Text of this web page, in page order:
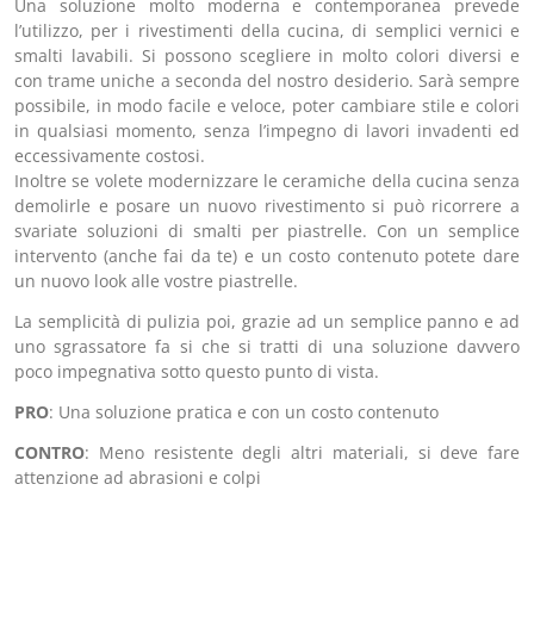
Una soluzione molto moderna e contemporanea prevede
l’utilizzo, per i rivestimenti della cucina, di semplici vernici e
smalti lavabili. Si possono scegliere in molto colori diversi e
con trame uniche a seconda del nostro desiderio. Sarà sempre
possibile, in modo facile e veloce, poter cambiare stile e colori
in qualsiasi momento, senza l’impegno di lavori invadenti ed
eccessivamente costosi.
Inoltre se volete modernizzare le ceramiche della cucina senza
demolirle e posare un nuovo rivestimento si può ricorrere a
svariate soluzioni di smalti per piastrelle. Con un semplice
intervento (anche fai da te) e un costo contenuto potete dare
un nuovo look alle vostre piastrelle.
La semplicità di pulizia poi, grazie ad un semplice panno e ad
uno sgrassatore fa si che si tratti di una soluzione davvero
poco impegnativa sotto questo punto di vista.
PRO: Una soluzione pratica e con un costo contenuto
CONTRO: Meno resistente degli altri materiali, si deve fare
attenzione ad abrasioni e colpi